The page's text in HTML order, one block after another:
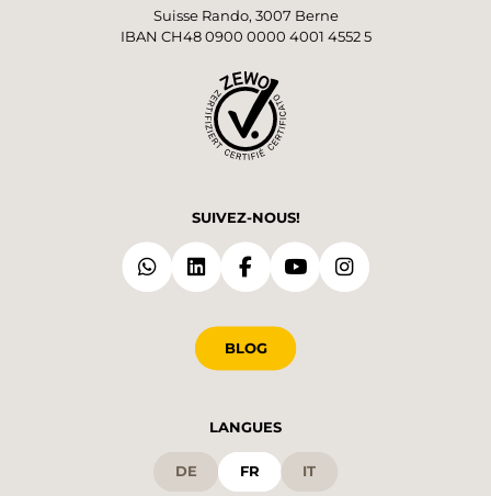
Suisse Rando, 3007 Berne
IBAN CH48 0900 0000 4001 4552 5
SUIVEZ-NOUS!
BLOG
LANGUES
DE FR IT